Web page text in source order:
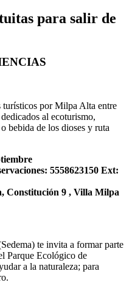
para salir de
turísticos por Milpa Alta entre
al ecoturismo,
bebida de los dioses y ruta
5558623150 Ext:
Constitución 9 , Villa Milpa
te invita a formar parte
Parque Ecológico de
a la naturaleza; para